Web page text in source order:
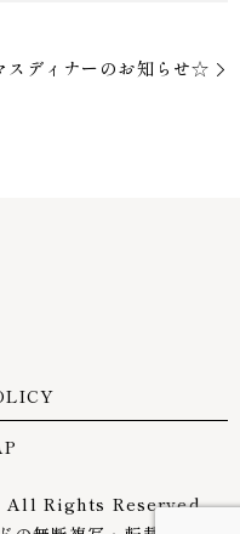
スディナーのお知らせ☆
Rights Reserved.